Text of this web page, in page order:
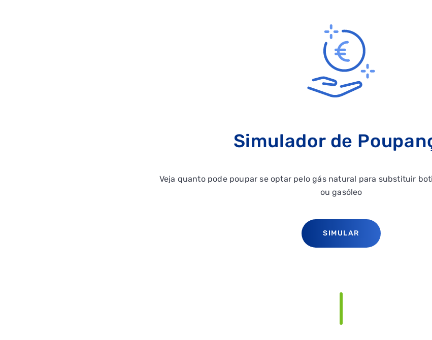
Simulador de
Veja quanto pode poupar se optar pelo gás natural para substituir
ou gasóleo
SIMULAR
GASES RENOVÁVEIS SIMULADOR DE